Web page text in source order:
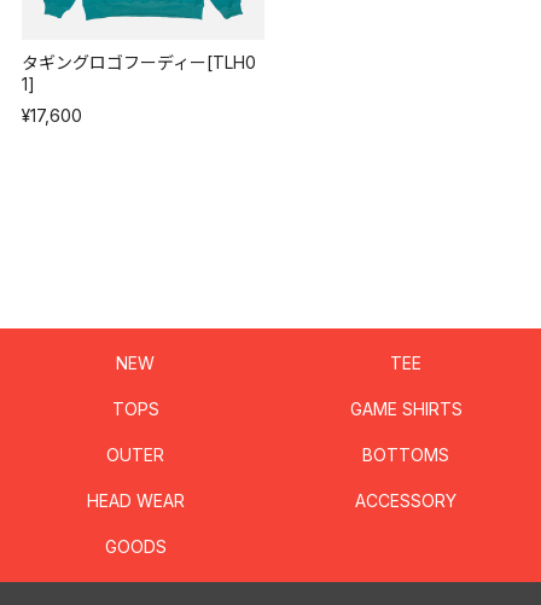
タギングロゴフーディー[TLH0
1]
¥17,600
NEW TEE
TOPS GAME SHIRTS
OUTER BOTTOMS
HEAD WEAR ACCESSORY
GOODS